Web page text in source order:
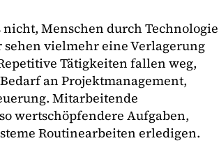
nicht, Menschen durch Technologie
sehen vielmehr eine Verlagerung
Tätigkeiten fallen weg,
an Projektmanagement,
Mitarbeitende
wertschöpfendere Aufgaben,
Routinearbeiten erledigen.